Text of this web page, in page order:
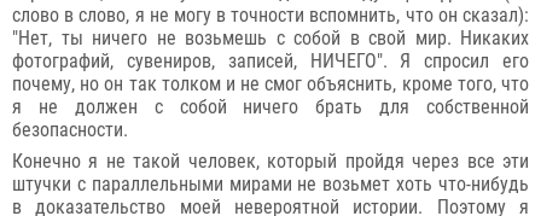
слово в слово, я не могу в точности вспомнить, что он сказал):
"Нет, ты ничего не возьмешь с собой в свой мир. Никаких
фотографий, сувениров, записей, НИЧЕГО". Я спросил его
почему, но он так толком и не смог объяснить, кроме того, что
я не должен с собой ничего брать для собственной
безопасности.
Конечно я не такой человек, который пройдя через все эти
штучки с параллельными мирами не возьмет хоть что-нибудь
в доказательство моей невероятной истории. Поэтому я